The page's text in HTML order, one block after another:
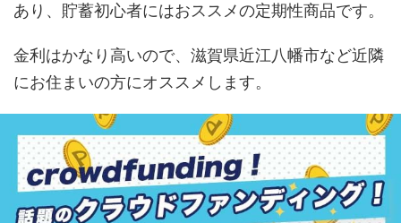
あり、貯蓄初心者にはおススメの定期性商品です。
金利はかなり高いので、滋賀県近江八幡市など近隣
にお住まいの方にオススメします。